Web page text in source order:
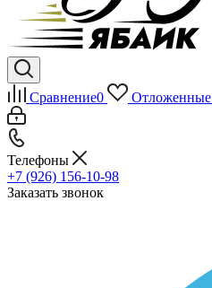
Сравнение0 Отложенные
Телефоны
+7 (926) 156-10-98
Заказать звонок